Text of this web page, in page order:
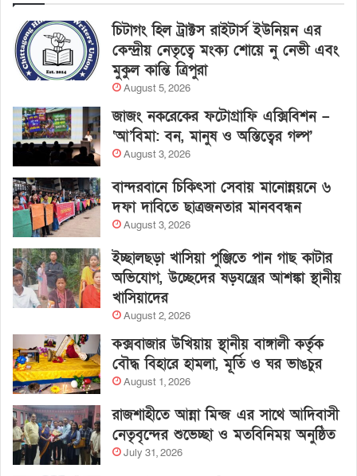
চিটাগং হিল ট্রাক্টস রাইটার্স ইউনিয়ন এর
কেন্দ্রীয় নেতৃত্বে মংক্য শোয়ে নু নেভী এবং
মুকুল কান্তি ত্রিপুরা
August 5, 2026
জাজং নকরেকের ফটোগ্রাফি এক্সিবিশন –
‘আ’বিমা: বন, মানুষ ও অস্তিত্বের গল্প’
August 3, 2026
বান্দরবানে চিকিৎসা সেবায় মানোন্নয়নে ৬
দফা দাবিতে ছাত্রজনতার মানববন্ধন
August 3, 2026
ইচ্ছালছড়া খাসিয়া পুঞ্জিতে পান গাছ কাটার
অভিযোগ, উচ্ছেদের ষড়যন্ত্রের আশঙ্কা স্থানীয়
খাসিয়াদের
August 2, 2026
কক্সবাজার উখিয়ায় স্থানীয় বাঙ্গালী কর্তৃক
বৌদ্ধ বিহারে হামলা, মূর্তি ও ঘর ভাঙচুর
August 1, 2026
রাজশাহীতে আন্না মিন্জ এর সাথে আদিবাসী
নেতৃবৃন্দের শুভেচ্ছা ও মতবিনিময় অনুষ্ঠিত
July 31, 2026